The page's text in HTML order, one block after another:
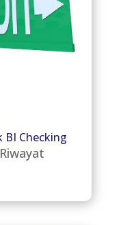
BI Checking
Riwayat